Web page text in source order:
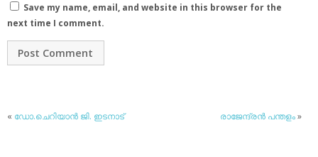
Save my name, email, and website in this browser for the
next time I comment.
« ഡോ.ചെറിയാന്‍ ജി. ഇടനാട് രാജേന്ദ്രന്‍ പന്തളം»